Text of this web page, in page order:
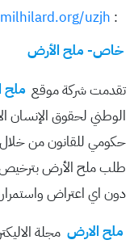
:
uzjh
خاص- ملح الأرض
تقدمت شركة موقع ملح
حكومي للقانون من خلال
طلب ملح الأرض بترخيص
دون اي اعتراض
ملح الارض مجلة